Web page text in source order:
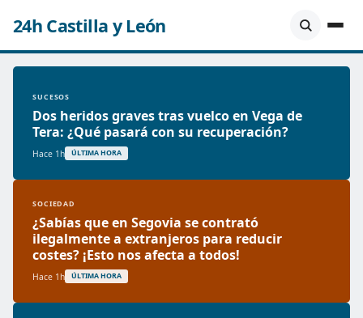
24h Castilla y León
SUCESOS
Dos heridos graves tras vuelco en Vega de
Tera: ¿Qué pasará con su recuperación?
Hace 1h ÚLTIMA HORA
SOCIEDAD
¿Sabías que en Segovia se contrató
ilegalmente a extranjeros para reducir
costes? ¡Esto nos afecta a todos!
Hace 1h ÚLTIMA HORA